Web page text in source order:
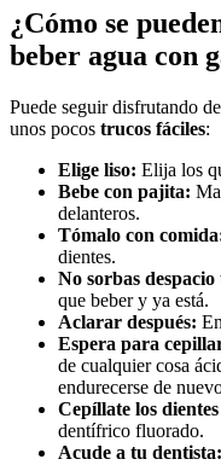
¿Cómo se
beber agua con
Puede seguir disfrutando
unos pocos trucos fáciles:
Elige liso: Elija los
Bebe con pajita:
delanteros.
Tómalo con
dientes.
No sorbas
que beber y ya está.
Aclarar después:
Espera para
de cualquier cosa
endurecerse de
Cepíllate los
dentífrico fluorado.
Acude a tu dentista: